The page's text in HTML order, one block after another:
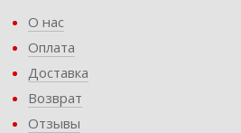
О нас
Оплата
Доставка
Возврат
Отзывы